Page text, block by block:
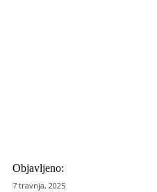
Objavljeno:
7 travnja, 2025